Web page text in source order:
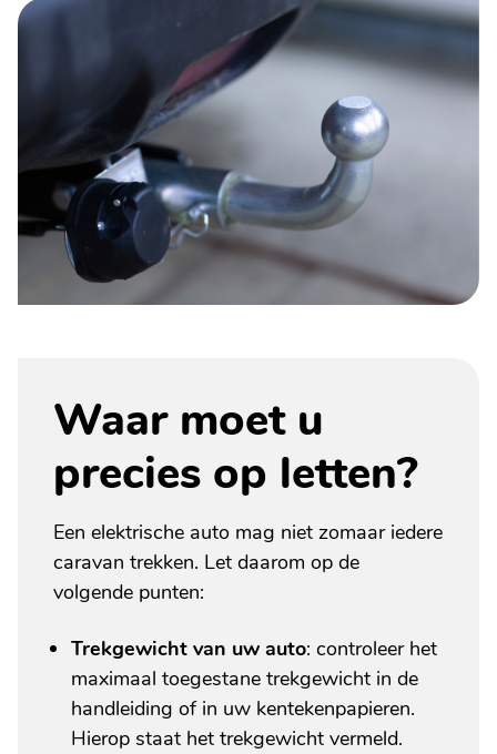
Waar moet u
precies op letten?
Een elektrische auto mag niet zomaar iedere
caravan trekken. Let daarom op de
volgende punten:
Trekgewicht van uw auto: controleer het
maximaal toegestane trekgewicht in de
handleiding of in uw kentekenpapieren.
Hierop staat het trekgewicht vermeld.